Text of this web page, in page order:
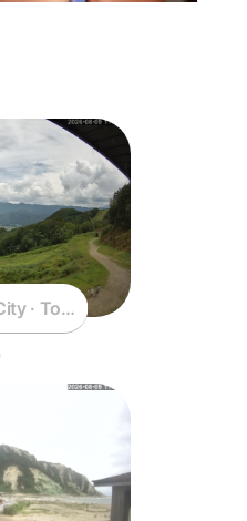
· Tokyo · Japan